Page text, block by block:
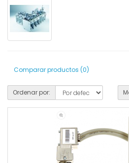
Comparar productos (0)
Ordenar por: